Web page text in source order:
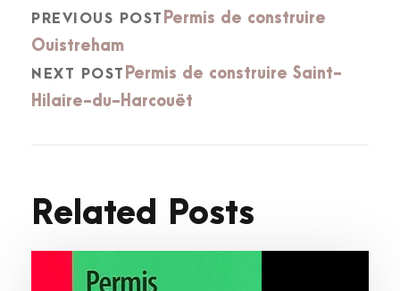
PREVIOUS POST Permis de construire
Ouistreham
NEXT POST Permis de construire Saint-
Hilaire-du-Harcouët
Related Posts